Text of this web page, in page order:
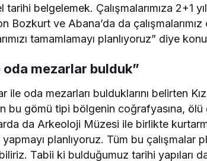
belgelemek. Çalışmalarımıza 2+1
Bozkurt ve Abana’da da
tamamlamayı planlıyoruz” diye
oda mezarlar bulduk”
ile oda mezarları bulduklarını belirten
bu gömü tipi bölgenin coğrafyasına,
da Arkeoloji Müzesi ile birlikte
planlıyoruz. Tüm bu çalışmalar
Tabii ki bulduğumuz tarihi yapıları